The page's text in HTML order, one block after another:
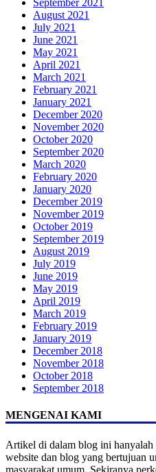
September 2021
August 2021
July 2021
June 2021
May 2021
April 2021
March 2021
February 2021
January 2021
December 2020
November 2020
October 2020
September 2020
March 2020
February 2020
January 2020
December 2019
November 2019
October 2019
September 2019
August 2019
July 2019
June 2019
May 2019
April 2019
March 2019
February 2019
January 2019
December 2018
November 2018
October 2018
September 2018
MENGENAI KAMI
Artikel di dalam blog ini hanyalah
website dan blog yang bertujuan
masyarakat umum. Sekiranya